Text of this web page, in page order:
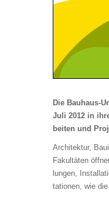
Die Bauhaus-
Juli 2012 in
beiten und
Architektur,
Fakul­täten
lungen,
tationen, wie